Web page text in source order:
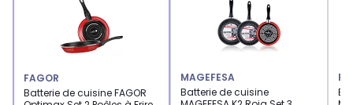
FAGOR
Batterie de cuisine FAGOR
MAGEFESA
Batterie de cuisine